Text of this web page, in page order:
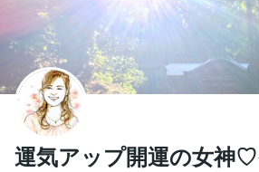
運気アップ開運の女神